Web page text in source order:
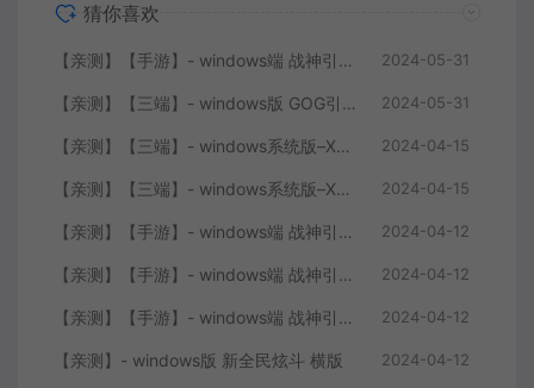
猜你喜欢
【亲测】【手游】- windows端 战神引擎 传奇手游 单职业 上古沉默完整版 白猪3.0免费版 安卓+苹果+教程+工具 2024-05-31
【亲测】【三端】- windows版 GOG引擎三职业版本 中原沉默 团购版 已整理配套微端 直接改IP即可进入游戏 2024-05-31
【亲测】【三端】- windows系统版–XO引擎 2024.4.15整理 最新无限制 版本 1.80九龙特色星王合击版 2024-04-15
【亲测】【三端】- windows系统版–XO0129-服务端 双端 引擎相关资料 2024.4.15 整理无限制 只有引擎和客户端 无版本 2024-04-15
【亲测】【手游】- windows端 战神引擎 传奇手游 单职业 仙域劫 白猪3.0免费版 红包 生肖 时装 境界 龙魂 盾牌 法宝 安卓+苹果+教程+工具 安卓+苹果+教程+工具 2024-04-12
【亲测】【手游】- windows端 战神引擎 传奇手游 复古三职业 180 火龙大陆 白猪3.0免费版 赞助 转生 变身 修炼 神器 生肖 技能修炼 狂暴 积分 安卓+苹果+教程+工具 2024-04-12
【亲测】【手游】- windows端 战神引擎 传奇手游 三职业 180 再战风云六大路 任务 特戒 狂暴 自动回收 赞助 炫彩魂环 爵位 转生 安卓+苹果+教程+工具 2024-04-12
【亲测】- windows版 新全民炫斗 横版 2024-04-12